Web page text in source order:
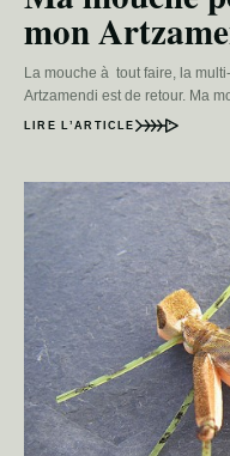
mon
La mouche à tout faire, la
Artzamendi est de retour. Ma
LIRE L’ARTICLE